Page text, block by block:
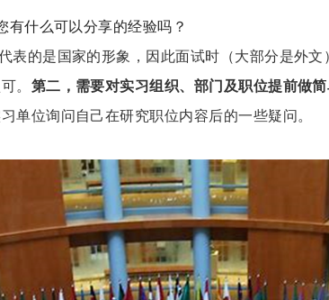
有什么可以分享的经验吗？
表的是国家的形象，因此面试时（大部分是外
。 第二，需要对实习组织、部门及职位提前做
单位询问自己在研究职位内容后的一些疑问。